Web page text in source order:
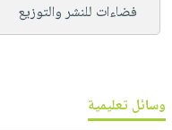
فضاءات للنشر والتوزيع
وسائل تعليمية